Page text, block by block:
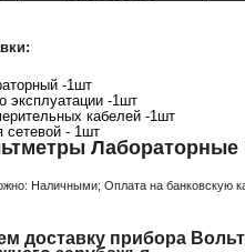
-1шт
эксплуатации -1шт
кабелей -1шт
сетевой - 1шт
Наличными; Оплата на банковскую
доставку прибора